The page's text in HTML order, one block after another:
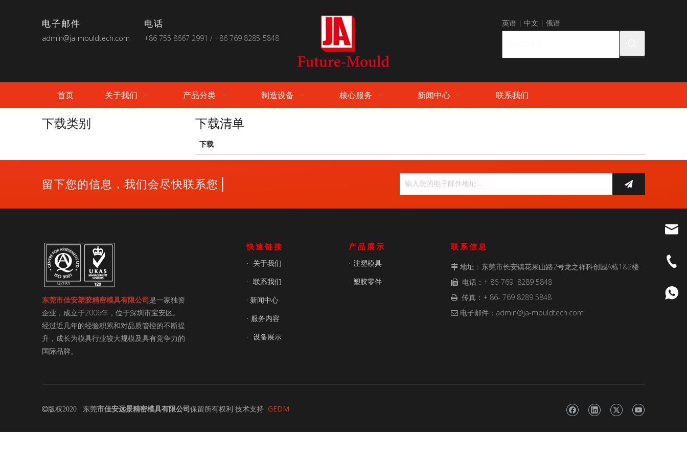
电子邮件
admin@ja-mouldtech.com
电话
+86 755 8667 2991 / +86 769 8285-5848
英语 | 中文 | 俄语
首页 关于我们 产品分类 制造设备 核心服务 新闻中心 联系我们
下载类别 下载清单
下载
留下您的信息，我们会尽快联系您 |
东莞市佳安塑胶精密模具有限公司是一家独资
企业，成立于2006年，位于深圳市宝安区。
经过近几年的经验积累和对品质管控的不断提
升，成长为模具行业较大规模及具有竞争力的
国际品牌。
快速链接
· 关于我们
· 联系我们
· 新闻中心
· 服务内容
· 设备展示
产品展示
· 注塑模具
· 塑胶零件
联系信息
 地址：东莞市长安镇花果山路2号龙之祥科创园A栋1&2楼
 电话：+ 86-769 8289 5848
 传真：+ 86- 769 8289 5848
 电子邮件： admin@ja-mouldtech.com
版权2020 东莞市佳安远景精密模具有限公司 保留所有权利 技术支持 GEDM